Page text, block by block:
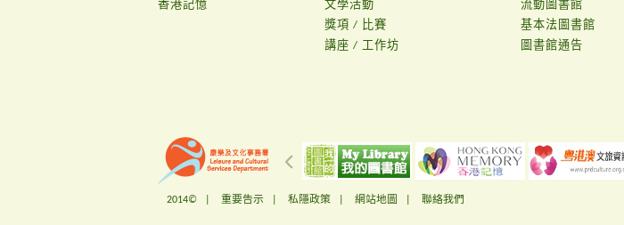
香港記憶
文學活動
獎項 / 比賽
講座 / 工作坊
流動圖書館
基本法圖書館
圖書館通告
2014© | 重要告示 私隱政策 網站地圖 聯絡我們